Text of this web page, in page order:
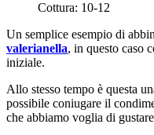
Cottura: 10-12
Un semplice esempio di
valerianella, in questo caso
iniziale.
Allo stesso tempo è questa
possibile coniugare il
che abbiamo voglia di